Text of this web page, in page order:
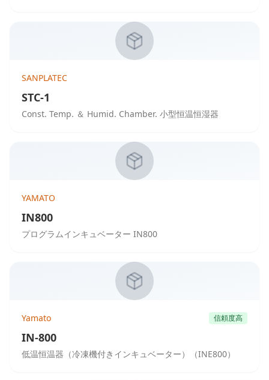
SANPLATEC
STC-1
Const. Temp. ＆ Humid. Chamber. 小型恒温恒湿器
YAMATO
IN800
プログラムインキュベーター IN800
Yamato 信頼度高
IN-800
低温恒温器（冷凍機付きインキュベーター）（INE800）